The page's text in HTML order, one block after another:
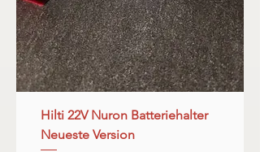
Hilti 22V Nuron Batteriehalter
Neueste Version